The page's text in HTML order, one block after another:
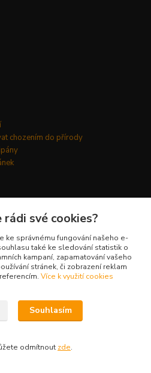
chozením do přírody
100
rádi své cookies?
ke správnému fungování našeho e-
také ke sledování statistik o
kampaní, zapamatování vašeho
stránek, či zobrazení reklam
Více k využití cookies
Souhlasím
odmítnout zde.